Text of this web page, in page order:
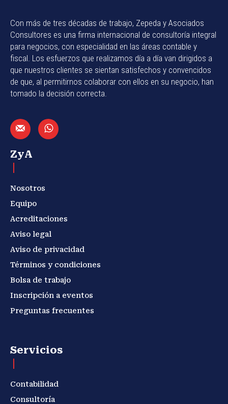
Con más de tres décadas de trabajo, Zepeda y Asociados
Consultores es una firma internacional de consultoría integral
para negocios, con especialidad en las áreas contable y
fiscal. Los esfuerzos que realizamos día a día van dirigidos a
que nuestros clientes se sientan satisfechos y convencidos
de que, al permitirnos colaborar con ellos en su negocio, han
tomado la decisión correcta.
ZyA
Nosotros
Equipo
Acreditaciones
Aviso legal
Aviso de privacidad
Términos y condiciones
Bolsa de trabajo
Inscripción a eventos
Preguntas frecuentes
Servicios
Contabilidad
Consultoría